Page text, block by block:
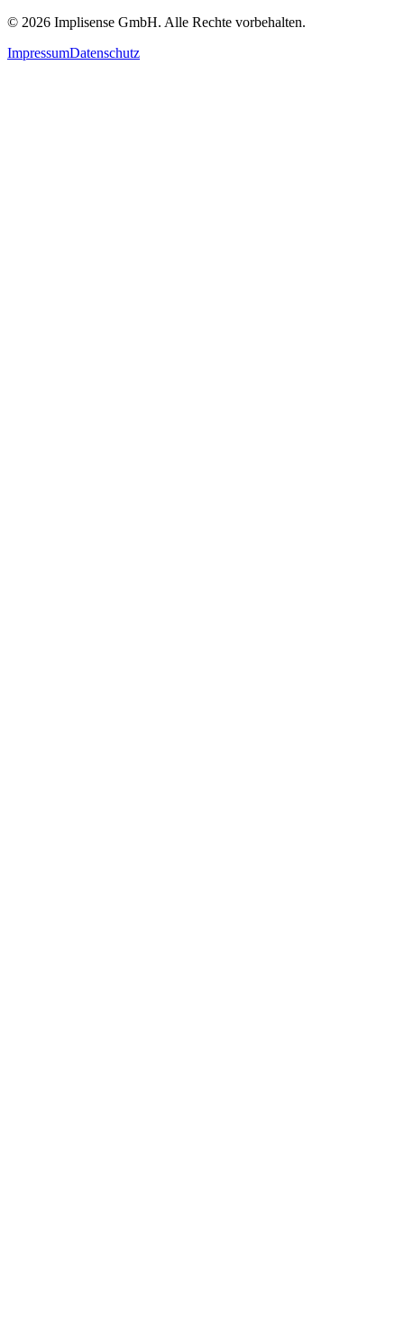
© 2026 Implisense GmbH. Alle Rechte vorbehalten.
ImpressumDatenschutz